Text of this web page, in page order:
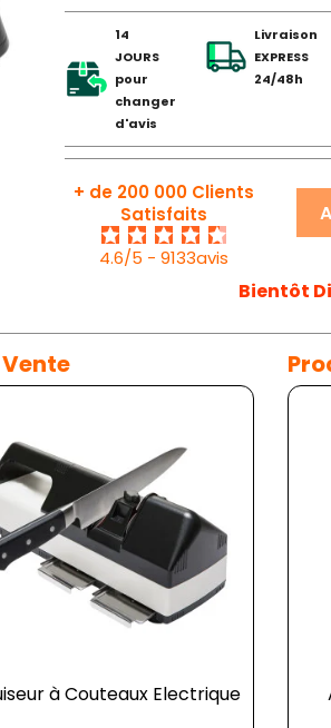
14
JOURS
pour
changer
d'avis
Livraison
EXPRESS
24/48h
+ de 200 000 Clients
Satisfaits
4.6/5 - 9133avis
Bientôt
à Couteaux Electrique